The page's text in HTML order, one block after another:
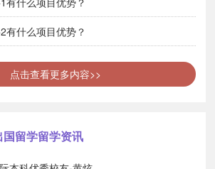
有什么项目优势？
点击查看更多内容>>
留学留学资讯